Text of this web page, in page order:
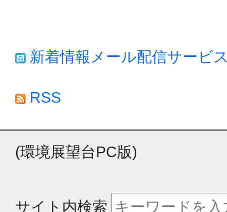
新着情報メール配信サービス
RSS
(環境展望台PC版)
サイト内検索